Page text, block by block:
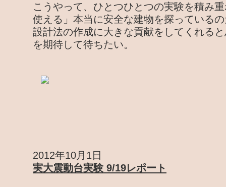
こうやって、ひとつひとつの実験を積み
使える」本当に安全な建物を探っている
設計法の作成に大きな貢献をしてくれる
を期待して待ちたい。
2012年10月1日
実大震動台実験 9/19レポート